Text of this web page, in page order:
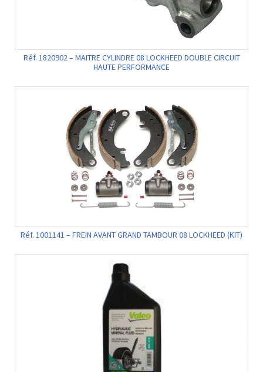
Réf. 1820902 – MAITRE CYLINDRE 08 LOCKHEED DOUBLE CIRCUIT
HAUTE PERFORMANCE
Réf. 1001141 – FREIN AVANT GRAND TAMBOUR 08 LOCKHEED (KIT)